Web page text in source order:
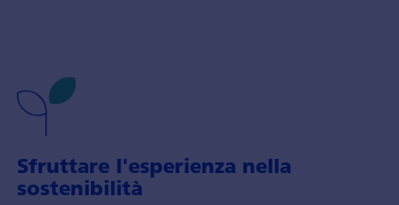
Sfruttare l'esperienza nella
sostenibilità